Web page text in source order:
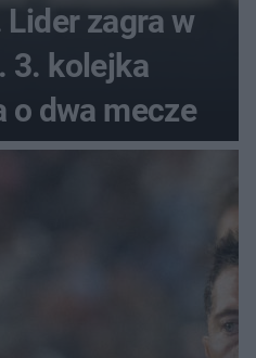
zagra w
3. kolejka
o dwa mecze